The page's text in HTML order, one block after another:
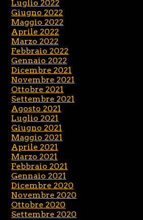
Luglio 2022
Giugno 2022
Maggio 2022
Aprile 2022
Marzo 2022
Febbraio 2022
Gennaio 2022
Dicembre 2021
Novembre 2021
Ottobre 2021
Settembre 2021
Agosto 2021
Luglio 2021
Giugno 2021
Maggio 2021
Aprile 2021
Marzo 2021
Febbraio 2021
Gennaio 2021
Dicembre 2020
Novembre 2020
Ottobre 2020
Settembre 2020